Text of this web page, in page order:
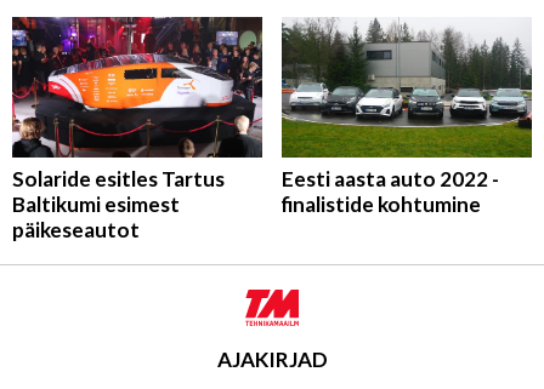
Solaride esitles Tartus
Baltikumi esimest
päikeseautot
Eesti aasta auto 2022 -
finalistide kohtumine
AJAKIRJAD